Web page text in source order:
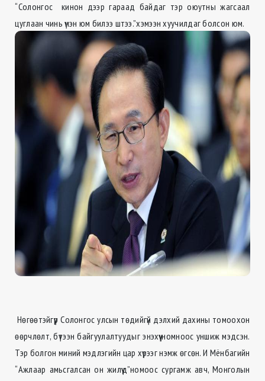
“Солонгос кинон дээр гараад байдаг тэр оюутны жагсаал
цуглаан чинь үнэн юм билээ штээ.”хэмээн хуучилдаг болсон юм.
Нөгөөтэйгүүр Солонгос улсын төдийгүй дэлхий дахины томоохон
өөрчлөлт, бүтээн байгуулалтуудыг энэхүү номноос уншиж мэдсэн.
Тэр болгон миний мэдлэгийн цар хүрээг нэмж өгсөн. И Мёнбагийн
“Ажлаар амьсгалсан он жилүүд”номоос сургамж авч, Монголын